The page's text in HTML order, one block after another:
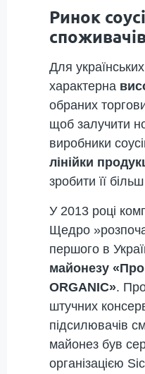
Ринок
Для
характерна
обраних
щоб залучити
виробники
лінійки
зробити її
У 2013 році
Щедро
першого в
майонезу
ORGANIC».
штучних
підсилювачів
майонез був
організацією